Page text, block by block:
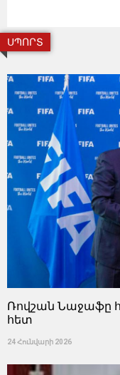
ՍՊՈՐՏ
Ռովշան Նաջաֆը
հետ
24 Հունվարի 2026